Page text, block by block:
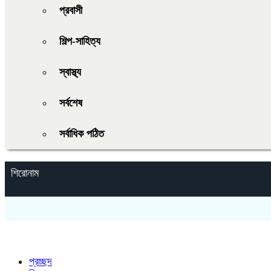
প্রবাসী
শিল্প-সাহিত্য
স্বাস্থ্য
সর্বশেষ
সর্বাধিক পঠিত
শিরোনাম
প্রচ্ছদ